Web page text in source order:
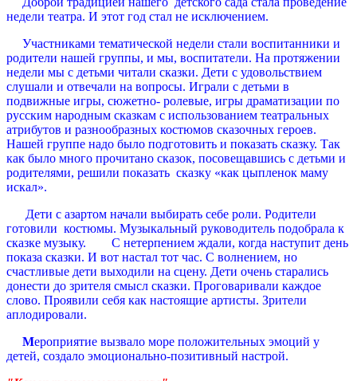
недели театра. И этот год стал не исключением.
Участниками тематической недели стали воспитанники и
родители нашей группы, и мы, воспитатели. На протяжении
недели мы с детьми читали сказки. Дети с удовольствием
слушали и отвечали на вопросы. Играли с детьми в
подвижные игры, сюжетно- ролевые, игры драматизации по
русским народным сказкам с использованием театральных
атрибутов и разнообразных костюмов сказочных героев.
Нашей группе надо было подготовить и показать сказку. Так
как было много прочитано сказок, посовещавшись с детьми и
родителями, решили показать сказку «как цыпленок маму
искал».
Дети с азартом начали выбирать себе роли. Родители
готовили костюмы. Музыкальный руководитель подобрала к
сказке музыку. С нетерпением ждали, когда наступит день
показа сказки. И вот настал тот час. С волнением, но
счастливые дети выходили на сцену. Дети очень старались
донести до зрителя смысл сказки. Проговаривали каждое
слово. Проявили себя как настоящие артисты. Зрители
аплодировали.
Мероприятие вызвало море положительных эмоций у
детей, создало эмоционально-позитивный настрой.